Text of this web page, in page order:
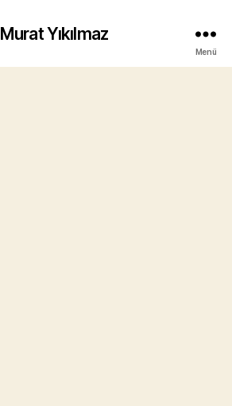
Murat Yıkılmaz
Menü